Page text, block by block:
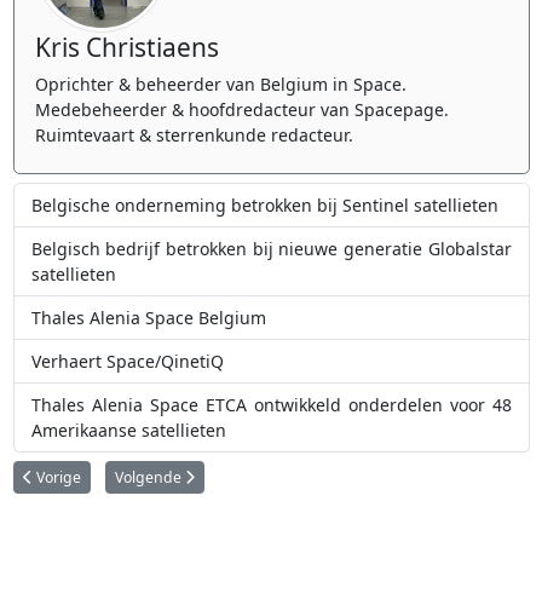
Kris Christiaens
Oprichter & beheerder van Belgium in Space.
Medebeheerder & hoofdredacteur van Spacepage.
Ruimtevaart & sterrenkunde redacteur.
Belgische onderneming betrokken bij Sentinel satellieten
Belgisch bedrijf betrokken bij nieuwe generatie Globalstar
satellieten
Thales Alenia Space Belgium
Verhaert Space/QinetiQ
Thales Alenia Space ETCA ontwikkeld onderdelen voor 48
Amerikaanse satellieten
Vorig artikel: Spacebel sluit historisch contract af
Vorige Volgende artikel: Belgisch bedrijf ontwikkelt helm waarmee
Volgende